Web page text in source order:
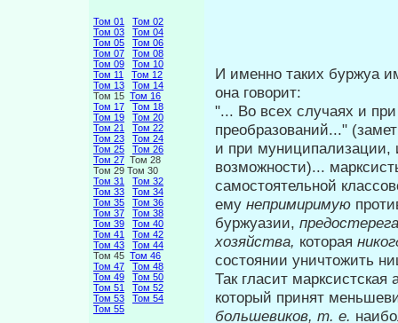
Том 01
Том 02
Том 03
Том 04
Том 05
Том 06
Том 07
Том 08
Том 09
Том 10
Том 11
Том 12
Том 13
Том 14
Том 15 Том 16
Том 17
Том 18
Том 19
Том 20
Том 21
Том 22
Том 23
Том 24
Том 25
Том 26
Том 27 Том 28
Том 29 Том 30
Том 31
Том 32
Том 33
Том 34
Том 35
Том 36
Том 37
Том 38
Том 39
Том 40
Том 41
Том 42
Том 43
Том 44
Том 45 Том 46
Том 47
Том 48
Том 49
Том 50
Том 51
Том 52
Том 53
Том 54
Том 55
И именно таких буржуа
она говорит:
"... Во всех случаях и
преобразо­ваний..."
и при муниципали­зации,
возможности)...
самостоятельной
ему непримиримую
буржуазии,
хозяйства, которая
состоя­нии уничтожить
Так гласит марксистская
кото­рый принят
большевиков, т. е.